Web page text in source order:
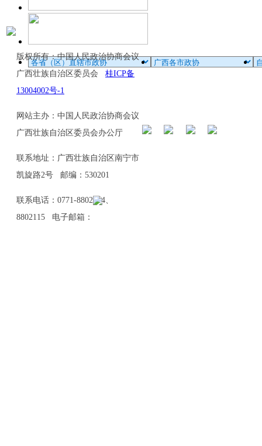
版权所有：中国人民政治协商会议
广西壮族自治区委员会 桂ICP备
13004002号-1
网站主办：中国人民政治协商会议
广西壮族自治区委员会办公厅
联系地址：广西壮族自治区南宁市
凯旋路2号 邮编：530201
联系电话：0771-8802114、
8802115 电子邮箱：